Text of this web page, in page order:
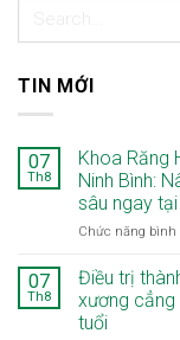
TIN MỚI
07
Th8
Khoa Răng
Ninh Bình:
sâu ngay
Chức năng bình
07
Th8
Điều trị
xương cẳng
tuổi